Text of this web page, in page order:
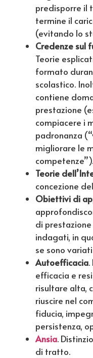
predisporre il
termine il
(evitando lo
Credenze sul
Teorie
formato
scolastico.
contiene
prestazione
compiacere i
padronanza
migliorare le
competenze”).
Teorie
concezione
Obiettivi di
di
indagati, in
se sono
Autoefficacia
efficacia e
risultare alta,
riuscire nel
fiducia,
persistenza,
Ansia.
di tratto.